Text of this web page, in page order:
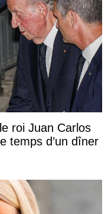
roi Juan Carlos
temps d’un dîner